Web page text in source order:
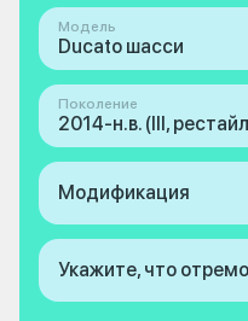
Модель
Ducato шасси
Поколение
2014-н.в. (III,
Модификация
Укажите, что